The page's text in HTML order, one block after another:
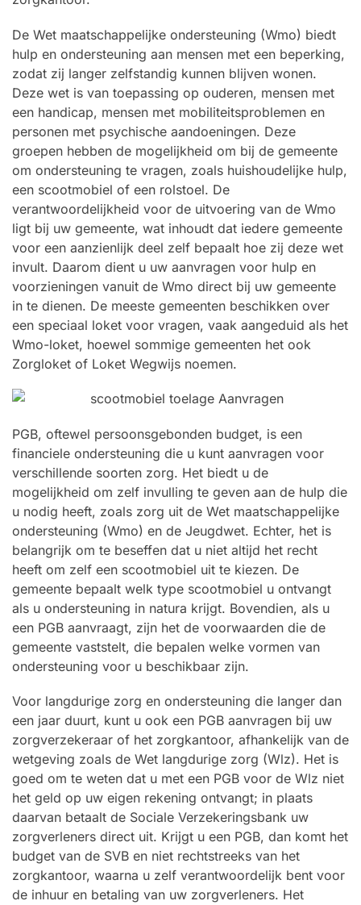
De Wet maatschappelijke ondersteuning (Wmo) biedt
hulp en ondersteuning aan mensen met een beperking,
zodat zij langer zelfstandig kunnen blijven wonen.
Deze wet is van toepassing op ouderen, mensen met
een handicap, mensen met mobiliteitsproblemen en
personen met psychische aandoeningen. Deze
groepen hebben de mogelijkheid om bij de gemeente
om ondersteuning te vragen, zoals huishoudelijke hulp,
een scootmobiel of een rolstoel. De
verantwoordelijkheid voor de uitvoering van de Wmo
ligt bij uw gemeente, wat inhoudt dat iedere gemeente
voor een aanzienlijk deel zelf bepaalt hoe zij deze wet
invult. Daarom dient u uw aanvragen voor hulp en
voorzieningen vanuit de Wmo direct bij uw gemeente
in te dienen. De meeste gemeenten beschikken over
een speciaal loket voor vragen, vaak aangeduid als het
Wmo-loket, hoewel sommige gemeenten het ook
Zorgloket of Loket Wegwijs noemen.
PGB, oftewel persoonsgebonden budget, is een
financiele ondersteuning die u kunt aanvragen voor
verschillende soorten zorg. Het biedt u de
mogelijkheid om zelf invulling te geven aan de hulp die
u nodig heeft, zoals zorg uit de Wet maatschappelijke
ondersteuning (Wmo) en de Jeugdwet. Echter, het is
belangrijk om te beseffen dat u niet altijd het recht
heeft om zelf een scootmobiel uit te kiezen. De
gemeente bepaalt welk type scootmobiel u ontvangt
als u ondersteuning in natura krijgt. Bovendien, als u
een PGB aanvraagt, zijn het de voorwaarden die de
gemeente vaststelt, die bepalen welke vormen van
ondersteuning voor u beschikbaar zijn.
Voor langdurige zorg en ondersteuning die langer dan
een jaar duurt, kunt u ook een PGB aanvragen bij uw
zorgverzekeraar of het zorgkantoor, afhankelijk van de
wetgeving zoals de Wet langdurige zorg (Wlz). Het is
goed om te weten dat u met een PGB voor de Wlz niet
het geld op uw eigen rekening ontvangt; in plaats
daarvan betaalt de Sociale Verzekeringsbank uw
zorgverleners direct uit. Krijgt u een PGB, dan komt het
budget van de SVB en niet rechtstreeks van het
zorgkantoor, waarna u zelf verantwoordelijk bent voor
de inhuur en betaling van uw zorgverleners. Het